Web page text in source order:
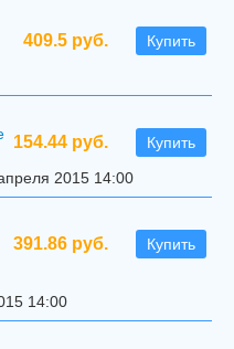
409.5 руб. Купить
154.44 руб. Купить
2015 14:00
391.86 руб. Купить
14:00